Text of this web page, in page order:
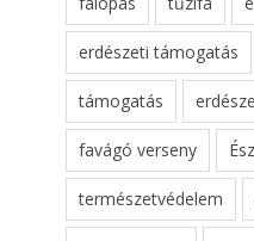
erdészeti támogatás
támogatás
favágó verseny
természetvédelem